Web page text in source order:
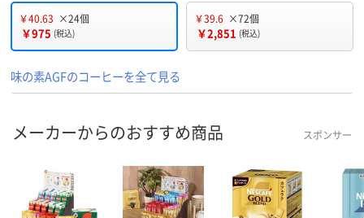
￥40.63 ×24個
￥975 (税込)
￥39.6 ×72個
￥2,851 (税込)
味の素AGFのコーヒーを全て見る
メーカーからのおすすめ商品 スポンサー